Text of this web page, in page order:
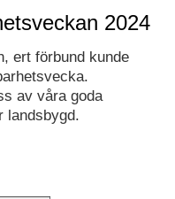
2024
ert förbund kunde
av våra goda
landsbygd.